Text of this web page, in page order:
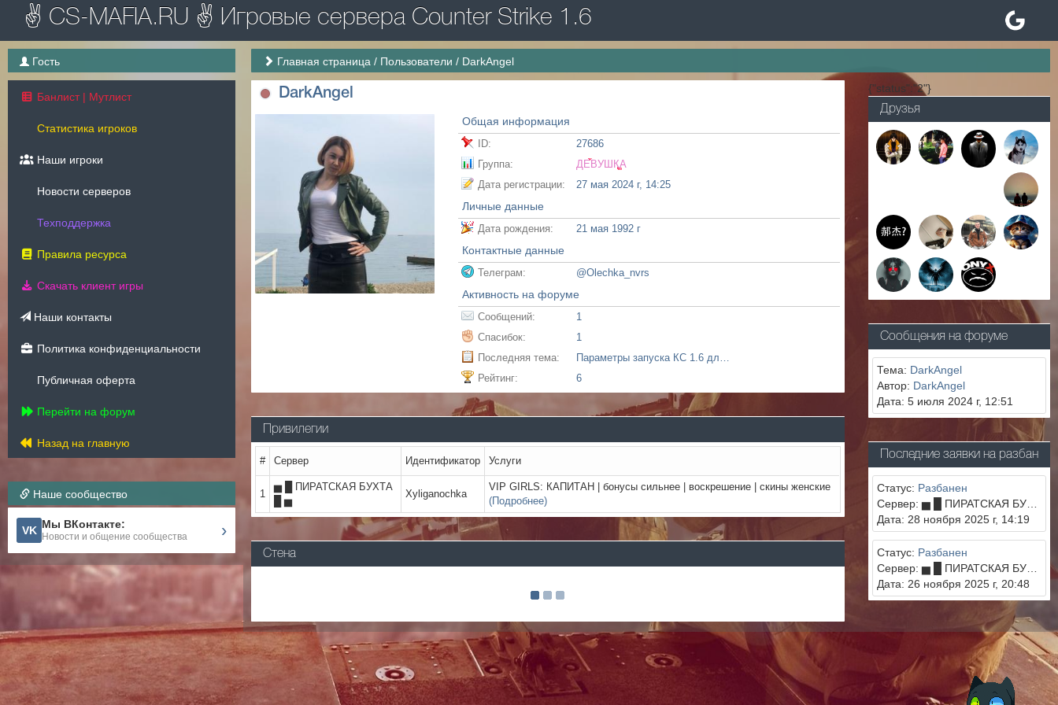
✌ CS-MAFIA.RU ✌ Игровые сервера Counter Strike 1.6
Гость
Банлист | Мутлист
Статистика игроков
Наши игроки
Новости серверов
Техподдержка
Правила ресурса
Скачать клиент игры
Наши контакты
Политика конфиденциальности
Публичная оферта
Перейти на форум
Назад на главную
Наше сообщество
VK Мы ВКонтакте:
Новости и общение сообщества ›
Главная страница / Пользователи / DarkAngel
DarkAngel
Общая информация
ID:
27686
Группа:
ДЕВУШКА
Дата регистрации:
27 мая 2024 г, 14:25
Личные данные
Дата рождения: 21 мая 1992 г
Контактные данные
Телеграм: @Olechka_nvrs
Активность на форуме
Сообщений:
1
Спасибок:
1
Последняя тема:
Параметры запуска КС 1.6 для Steam и Non steam
Рейтинг:
6
Привилегии
# Сервер Идентификатор Услуги
1
▅ █ ПИРАТСКАЯ БУХТА
█ ▅
Xyliganochka
VIP GIRLS: КАПИТАН | бонусы сильнее | воскрешение | скины женские
(Подробнее)
Стена
{"status":"2"}
Друзья
Сообщения на форуме
Тема: DarkAngel
Автор: DarkAngel
Дата: 5 июля 2024 г, 12:51
Последние заявки на разбан
Статус: Разбанен
Сервер: ▅ █ ПИРАТСКАЯ БУХТА █ ▅
Дата: 28 ноября 2025 г, 14:19
Статус: Разбанен
Сервер: ▅ █ ПИРАТСКАЯ БУХТА █ ▅
Дата: 26 ноября 2025 г, 20:48